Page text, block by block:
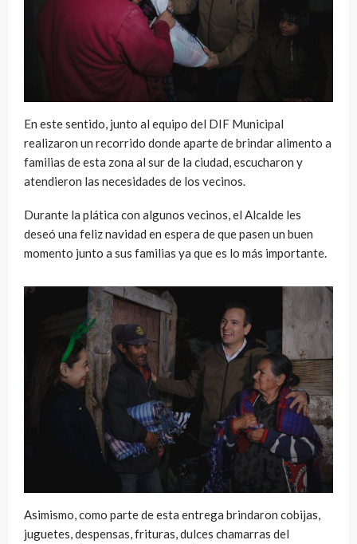
En este sentido, junto al equipo del DIF Municipal
realizaron un recorrido donde aparte de brindar alimento a
familias de esta zona al sur de la ciudad, escucharon y
atendieron las necesidades de los vecinos.
Durante la plática con algunos vecinos, el Alcalde les
deseó una feliz navidad en espera de que pasen un buen
momento junto a sus familias ya que es lo más importante.
Asimismo, como parte de esta entrega brindaron cobijas,
juguetes, despensas, frituras, dulces chamarras del